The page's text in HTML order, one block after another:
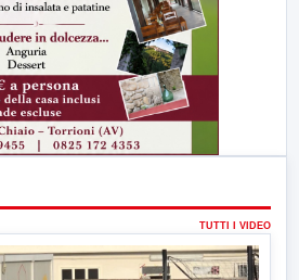
TUTTI I VIDEO